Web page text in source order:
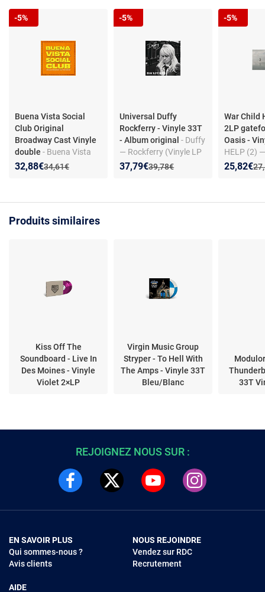
Buena Vista Social
Club Original
Broadway Cast Vinyle
double - Buena Vista
Social Club (Original
Ancien prix :
34,61€
Nouveau prix :
32,88€
Réduction de :
-5%
Universal Duffy
Rockferry - Vinyle 33T
- Album original- Duffy
— Rockferry (Vinyle LP
33T) — Album original
Ancien prix :
39,78€
Nouveau prix :
37,79€
Réduction de :
-5%
War Child
2LP
Oasis -
HELP (2)
caritatif
Nouveau
25,82€
-5%
Produits similaires
Kiss Off The
Soundboard - Live In
Des Moines - Vinyle
Violet 2×LP
Virgin Music Group
Stryper - To Hell With
The Amps - Vinyle 33T
Bleu/Blanc
33T
REJOIGNEZ NOUS SUR :
EN SAVOIR PLUS
Qui sommes-nous ?
Avis clients
AIDE
NOUS REJOINDRE
Vendez sur RDC
Recrutement